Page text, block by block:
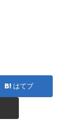
はてブ